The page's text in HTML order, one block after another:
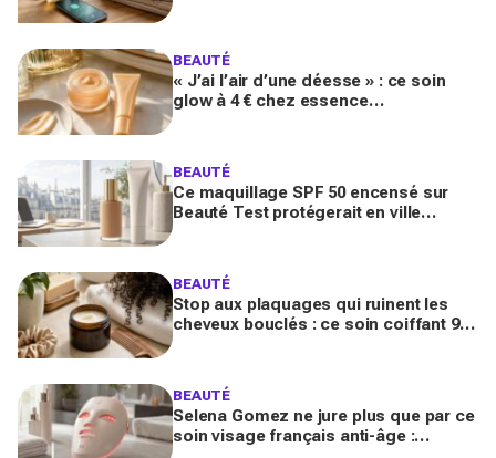
BEAUTÉ
« J’ai l’air d’une déesse » : ce soin
glow à 4 € chez essence
BEAUTÉ
Ce maquillage SPF 50 encensé sur
Beauté Test protégerait en ville
BEAUTÉ
Stop aux plaquages qui ruinent les
cheveux bouclés : ce soin coiffant 98
BEAUTÉ
Selena Gomez ne jure plus que par ce
soin visage français anti-âge :